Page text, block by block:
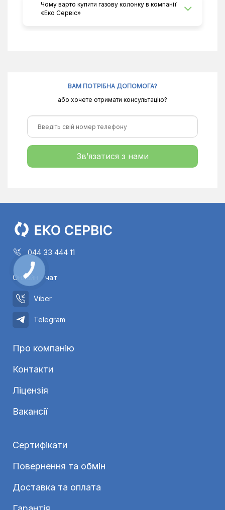
Чому варто купити газову колонку в компанії
«Еко Сервіс»
ВАМ ПОТРІБНА ДОПОМОГА?
або хочете отримати консультацію?
Зв’язатися з нами
044 33 444 11
Онлайн - чат
Viber
Telegram
Про компанію
Контакти
Ліцензія
Вакансії
Сертифікати
Повернення та обмін
Доставка та оплата